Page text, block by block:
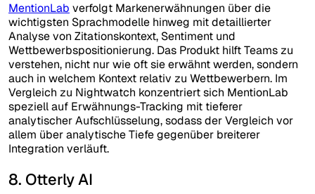
MentionLab verfolgt Markenerwähnungen über die
wichtigsten Sprachmodelle hinweg mit detaillierter
Analyse von Zitationskontext, Sentiment und
Wettbewerbspositionierung. Das Produkt hilft Teams zu
verstehen, nicht nur wie oft sie erwähnt werden, sondern
auch in welchem Kontext relativ zu Wettbewerbern. Im
Vergleich zu Nightwatch konzentriert sich MentionLab
speziell auf Erwähnungs-Tracking mit tieferer
analytischer Aufschlüsselung, sodass der Vergleich vor
allem über analytische Tiefe gegenüber breiterer
Integration verläuft.
8. Otterly AI